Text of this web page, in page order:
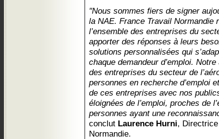
"Nous sommes fiers de signer
la NAE. France Travail
l’ensemble des entreprises du
apporter des réponses à leurs
solutions personnalisées qui
chaque demandeur d’emploi.
des entreprises du secteur de
personnes en recherche d’emploi
de ces entreprises avec nos
éloignées de l’emploi, proches de
personnes ayant une
conclut Laurence Hurni,
Normandie.